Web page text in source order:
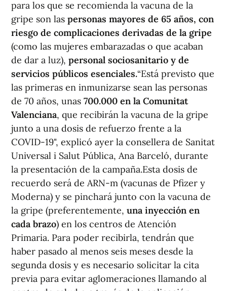
para los que se recomienda la vacuna de la
gripe son las personas mayores de 65 años, con
riesgo de complicaciones derivadas de la gripe
(como las mujeres embarazadas o que acaban
de dar a luz), personal sociosanitario y de
servicios públicos esenciales.“Está previsto que
las primeras en inmunizarse sean las personas
de 70 años, unas 700.000 en la Comunitat
Valenciana, que recibirán la vacuna de la gripe
junto a una dosis de refuerzo frente a la
COVID-19", explicó ayer la consellera de Sanitat
Universal i Salut Pública, Ana Barceló, durante
la presentación de la campaña.Esta dosis de
recuerdo será de ARN-m (vacunas de Pfizer y
Moderna) y se pinchará junto con la vacuna de
la gripe (preferentemente, una inyección en
cada brazo) en los centros de Atención
Primaria. Para poder recibirla, tendrán que
haber pasado al menos seis meses desde la
segunda dosis y es necesario solicitar la cita
previa para evitar aglomeraciones llamando al